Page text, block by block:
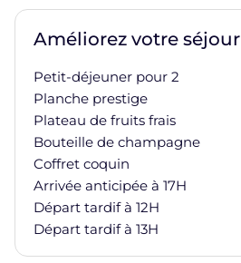
Améliorez votre séjour
Petit-déjeuner pour 2
Planche prestige
Plateau de fruits frais
Bouteille de champagne
Coffret coquin
Arrivée anticipée à 17H
Départ tardif à 12H
Départ tardif à 13H